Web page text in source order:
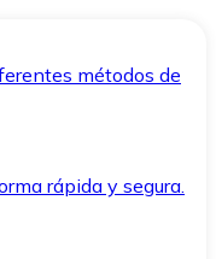
métodos de
rápida y segura.